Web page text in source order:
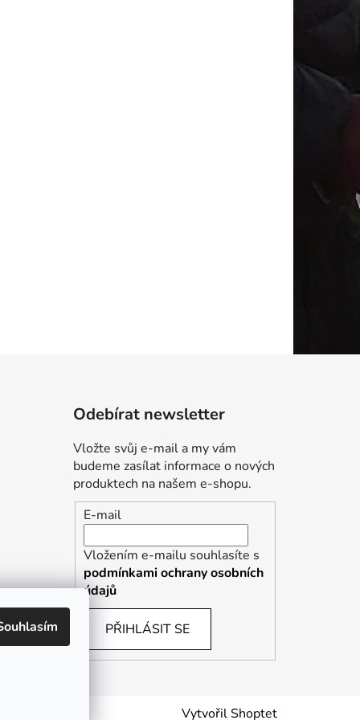
Odebírat newsletter
Vložte svůj e-mail a my vám
budeme zasílat informace o nových
produktech na našem e-shopu.
E-mail
Vložením e-mailu souhlasíte s
podmínkami ochrany osobních
údajů
PŘIHLÁSIT SE
Vytvořil Shoptet